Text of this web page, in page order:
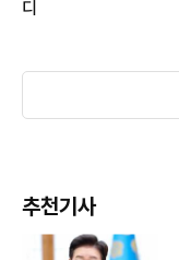
디
추천기사